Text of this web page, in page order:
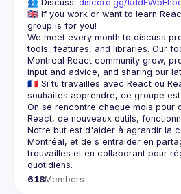
👥 Discuss: discord.gg/
🇬🇧 If you work or want to learn
We meet every month to discuss
tools, features, and libraries. Our
Montreal React community grow,
🇫🇷 Si tu travailles avec React ou
On se rencontre chaque mois pour
React, de nouveaux outils,
Notre but est d'aider à agrandir la
Montréal, et de s'entraider en
trouvailles et en collaborant pour
618Members